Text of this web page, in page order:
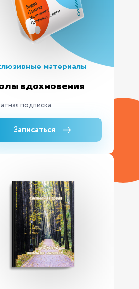
материалы
вдохновения
подписка
Записаться